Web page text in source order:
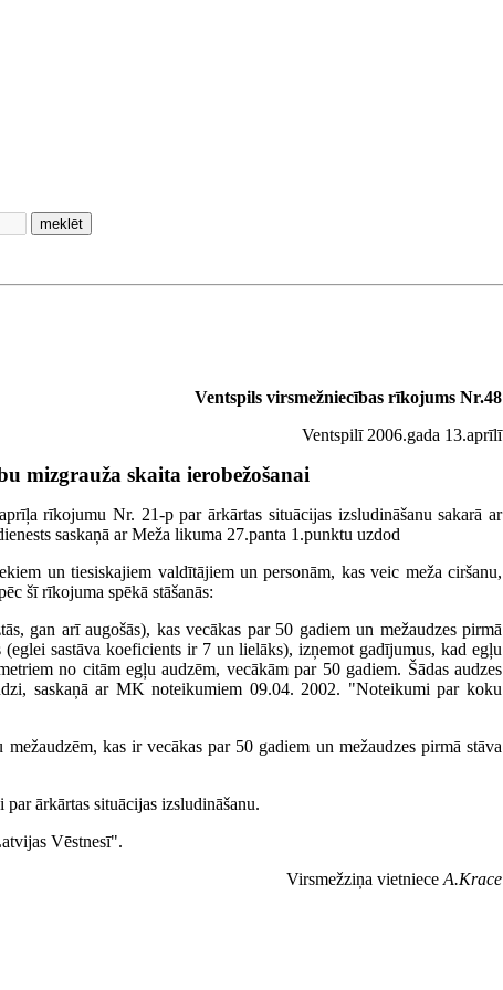
meklēt
Ventspils virsmežniecības rīkojums Nr.48
Ventspilī 2006.gada 13.aprīlī
mizgrauža skaita ierobežošanai
rīkojumu Nr. 21-p par ārkārtas situācijas izsludināšanu sakarā ar
saskaņā ar Meža likuma 27.panta 1.punktu uzdod
un tiesiskajiem valdītājiem un personām, kas veic meža ciršanu,
šī rīkojuma spēkā stāšanās:
gan arī augošās), kas vecākas par 50 gadiem un mežaudzes pirmā
sastāva koeficients ir 7 un lielāks), izņemot gadījumus, kad egļu
no citām egļu audzēm, vecākām par 50 gadiem. Šādas audzes
saskaņā ar MK noteikumiem 09.04. 2002. "Noteikumi par koku
kas ir vecākas par 50 gadiem un mežaudzes pirmā stāva
ārkārtas situācijas izsludināšanu.
Vēstnesī".
Virsmežziņa vietniece A.Krace